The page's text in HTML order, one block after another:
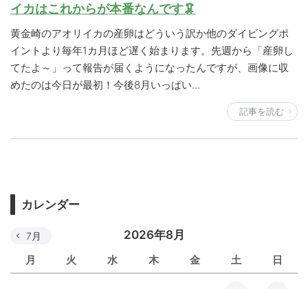
イカはこれからが本番なんです🦑
黄金崎のアオリイカの産卵はどういう訳か他のダイビングポ
イントより毎年1カ月ほど遅く始まります。先週から「産卵し
てたよ～」って報告が届くようになったんですが、画像に収
めたのは今日が最初！今後8月いっぱい…
記事を読む
カレンダー
2026年8月
月 火 水 木 金 土 日
7月